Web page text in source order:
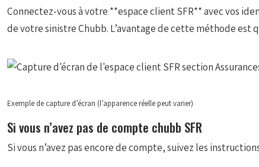
Connectez-vous à votre **espace client SFR** avec vos
de votre sinistre Chubb. L’avantage de cette méthode est
Exemple de capture d’écran (l’apparence réelle peut varier)
Si vous n’avez pas de compte chubb SFR
Si vous n’avez pas encore de compte, suivez les